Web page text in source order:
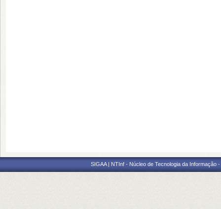
SIGAA | NTInf - Núcleo de Tecnologia da